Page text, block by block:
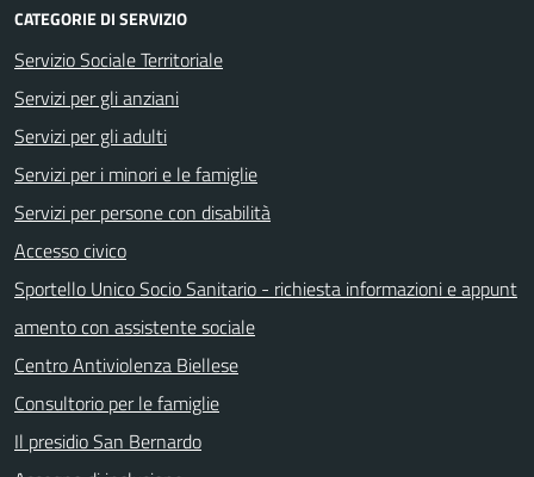
CATEGORIE DI SERVIZIO
Servizio Sociale Territoriale
Servizi per gli anziani
Servizi per gli adulti
Servizi per i minori e le famiglie
Servizi per persone con disabilità
Accesso civico
Sportello Unico Socio Sanitario - richiesta informazioni e appunt
amento con assistente sociale
Centro Antiviolenza Biellese
Consultorio per le famiglie
Il presidio San Bernardo